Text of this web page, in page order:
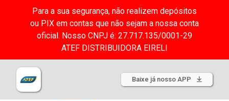
Para a sua segurança, não realizem depósitos
ou PIX em contas que não sejam a nossa conta
oficial. Nosso CNPJ é: 27.717.135/0001-29
ATEF DISTRIBUIDORA EIRELI
Baixe já nosso APP